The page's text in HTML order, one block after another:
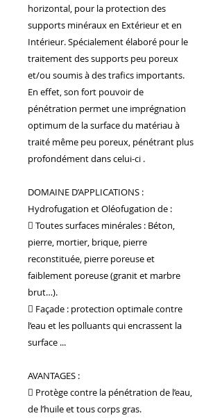
nous maîtrisons la création de
mobilier artisanal sur mesure,
capable de répondre aux
exigences des chantiers les plus
prestigieux.
Nous accompagnons les villas de
luxe ainsi que les grands noms de
l'hôtellerie, à l'image du Groupe
Accor à travers le monde. Notre
plus belle carte de visite ? La
réalisation de plus de 70 % du
mobilier de l'hôtel Habitation
Saint-Charles en Guadeloupe, un
notre savoir-faire et notre
capacité à livrer des volumes
importants sans jamais transiger
sur la qualité artisanale.
Un projet ? Une envie de sur-
mesure ? Venez nous rencontrer
dans notre showroom à
Montauban ou contactez-nous
pour concevoir ensemble
l'aménagement qui vous
ressemble.
horizontal, pour la protection des
supports minéraux en Extérieur et en
Intérieur. Spécialement élaboré pour le
traitement des supports peu poreux
et/ou soumis à des trafics importants.
En effet, son fort pouvoir de
pénétration permet une imprégnation
optimum de la surface du matériau à
traité même peu poreux, pénétrant plus
profondément dans celui-ci .
DOMAINE D’APPLICATIONS :
Hydrofugation et Oléofugation de :
 Toutes surfaces minérales : Béton,
pierre, mortier, brique, pierre
reconstituée, pierre poreuse et
faiblement poreuse (granit et marbre
brut…).
 Façade : protection optimale contre
l’eau et les polluants qui encrassent la
surface ...
AVANTAGES :
 Protège contre la pénétration de l’eau,
de l’huile et tous corps gras.